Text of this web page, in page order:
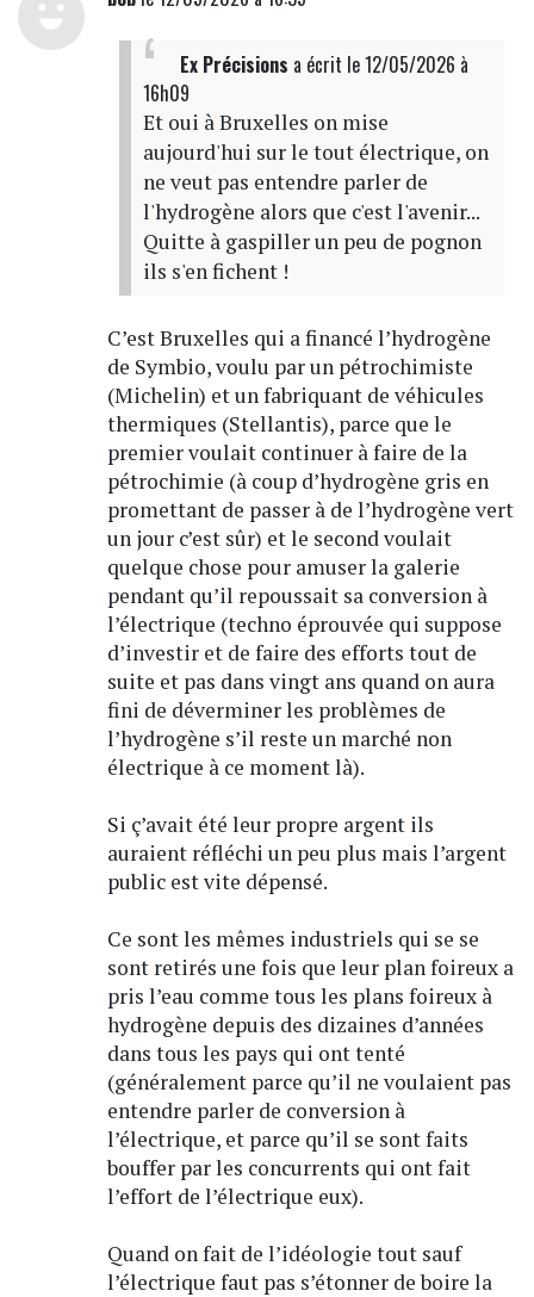
Ex Précisions a écrit le 12/05/2026 à
16h09
Et oui à Bruxelles on mise
aujourd'hui sur le tout électrique, on
ne veut pas entendre parler de
l'hydrogène alors que c'est l'avenir...
Quitte à gaspiller un peu de pognon
ils s'en fichent !
C’est Bruxelles qui a financé l’hydrogène
de Symbio, voulu par un pétrochimiste
(Michelin) et un fabriquant de véhicules
thermiques (Stellantis), parce que le
premier voulait continuer à faire de la
pétrochimie (à coup d’hydrogène gris en
promettant de passer à de l’hydrogène vert
un jour c’est sûr) et le second voulait
quelque chose pour amuser la galerie
pendant qu’il repoussait sa conversion à
l’électrique (techno éprouvée qui suppose
d’investir et de faire des efforts tout de
suite et pas dans vingt ans quand on aura
fini de déverminer les problèmes de
l’hydrogène s’il reste un marché non
électrique à ce moment là).
Si ç’avait été leur propre argent ils
auraient réfléchi un peu plus mais l’argent
public est vite dépensé.
Ce sont les mêmes industriels qui se se
sont retirés une fois que leur plan foireux a
pris l’eau comme tous les plans foireux à
hydrogène depuis des dizaines d’années
dans tous les pays qui ont tenté
(généralement parce qu’il ne voulaient pas
entendre parler de conversion à
l’électrique, et parce qu’il se sont faits
bouffer par les concurrents qui ont fait
l’effort de l’électrique eux).
Quand on fait de l’idéologie tout sauf
l’électrique faut pas s’étonner de boire la